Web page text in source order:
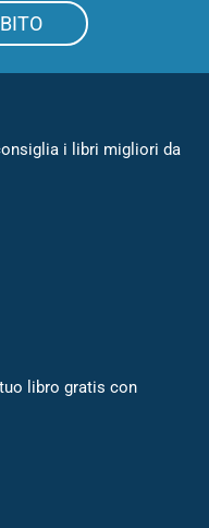
i libri migliori da
libro gratis con